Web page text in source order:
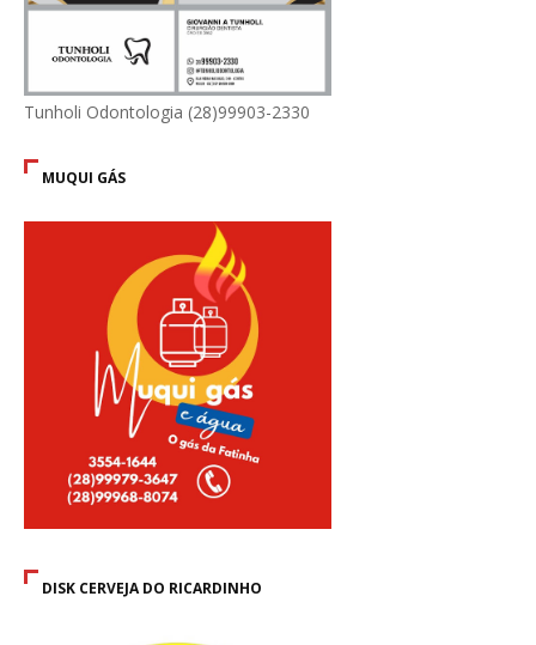
Tunholi Odontologia (28)99903-2330
MUQUI GÁS
DISK CERVEJA DO RICARDINHO